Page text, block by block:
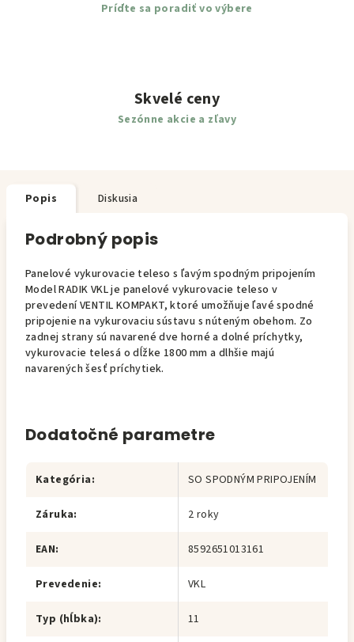
Príďte sa poradiť vo výbere
Skvelé ceny
Sezónne akcie a zľavy
Popis Diskusia
Podrobný popis
Panelové vykurovacie teleso s ľavým spodným pripojením
Model RADIK VKL je panelové vykurovacie teleso v
prevedení VENTIL KOMPAKT, ktoré umožňuje ľavé spodné
pripojenie na vykurovaciu sústavu s núteným obehom. Zo
zadnej strany sú navarené dve horné a dolné príchytky,
vykurovacie telesá o dĺžke 1800 mm a dlhšie majú
navarených šesť príchytiek.
Dodatočné parametre
Kategória: SO SPODNÝM PRIPOJENÍM
Záruka: 2 roky
EAN: 8592651013161
Prevedenie: VKL
Typ (hĺbka): 11